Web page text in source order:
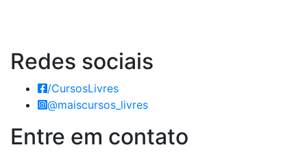
Redes sociais
/CursosLivres
@maiscursos_livres
Entre em contato